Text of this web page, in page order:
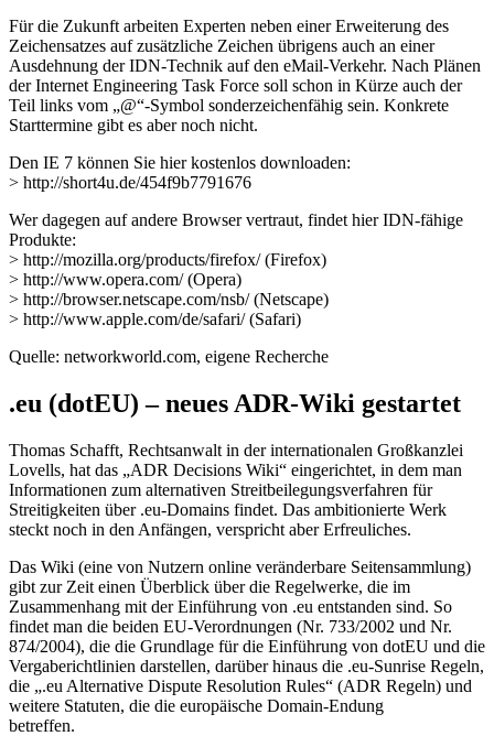
Für die Zukunft arbeiten Experten neben einer Erweiterung des
Zeichensatzes auf zusätzliche Zeichen übrigens auch an einer
Ausdehnung der IDN-Technik auf den eMail-Verkehr. Nach Plänen
der Internet Engineering Task Force soll schon in Kürze auch der
Teil links vom „@“-Symbol sonderzeichenfähig sein. Konkrete
Starttermine gibt es aber noch nicht.
Den IE 7 können Sie hier kostenlos downloaden:
> http://short4u.de/454f9b7791676
Wer dagegen auf andere Browser vertraut, findet hier IDN-fähige
Produkte:
> http://mozilla.org/products/firefox/ (Firefox)
> http://www.opera.com/ (Opera)
> http://browser.netscape.com/nsb/ (Netscape)
> http://www.apple.com/de/safari/ (Safari)
Quelle: networkworld.com, eigene Recherche
.eu (dotEU) – neues ADR-Wiki gestartet
Thomas Schafft, Rechtsanwalt in der internationalen Großkanzlei
Lovells, hat das „ADR Decisions Wiki“ eingerichtet, in dem man
Informationen zum alternativen Streitbeilegungsverfahren für
Streitigkeiten über .eu-Domains findet. Das ambitionierte Werk
steckt noch in den Anfängen, verspricht aber Erfreuliches.
Das Wiki (eine von Nutzern online veränderbare Seitensammlung)
gibt zur Zeit einen Überblick über die Regelwerke, die im
Zusammenhang mit der Einführung von .eu entstanden sind. So
findet man die beiden EU-Verordnungen (Nr. 733/2002 und Nr.
874/2004), die die Grundlage für die Einführung von dotEU und die
Vergaberichtlinien darstellen, darüber hinaus die .eu-Sunrise Regeln,
die „.eu Alternative Dispute Resolution Rules“ (ADR Regeln) und
weitere Statuten, die die europäische Domain-Endung
betreffen.